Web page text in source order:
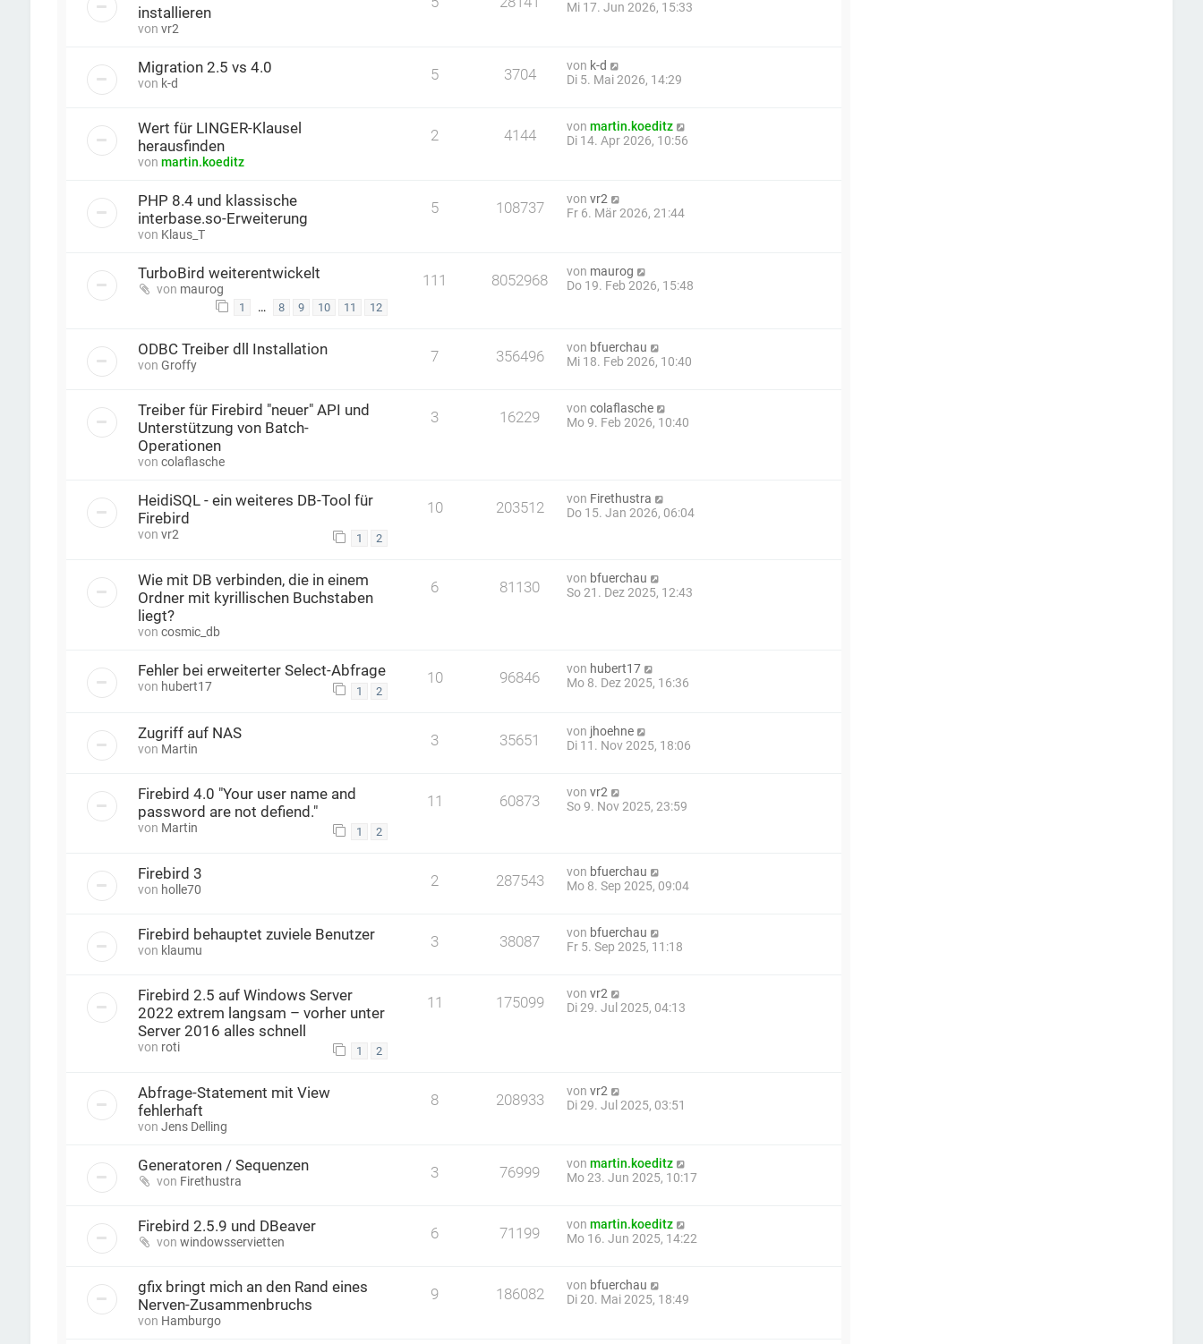
installieren
von vr2
Mi 17. Jun 2026, 15:33
Migration 2.5 vs 4.0
von k-d 5 3704 von k-d
Di 5. Mai 2026, 14:29
Wert für LINGER-Klausel
herausfinden
von martin.koeditz
2 4144 vonmartin.koeditz
Di 14. Apr 2026, 10:56
PHP 8.4 und klassische
interbase.so-Erweiterung
von Klaus_T
5 108737 vonvr2
Fr 6. Mär 2026, 21:44
TurboBird weiterentwickelt
von maurog
1 … 8 9 10 11 12
111 8052968 von maurog
Do 19. Feb 2026, 15:48
ODBC Treiber dll Installation
von Groffy 7 356496 von bfuerchau
Mi 18. Feb 2026, 10:40
Treiber für Firebird "neuer" API und
Unterstützung von Batch-
Operationen
von colaflasche
3 16229 voncolaflasche
Mo 9. Feb 2026, 10:40
HeidiSQL - ein weiteres DB-Tool für
Firebird
von vr2 1 2
10 203512 von Firethustra
Do 15. Jan 2026, 06:04
Wie mit DB verbinden, die in einem
Ordner mit kyrillischen Buchstaben
liegt?
von cosmic_db
6 81130 von bfuerchau
So 21. Dez 2025, 12:43
Fehler bei erweiterter Select-Abfrage
von hubert17 1 2
10 96846 von hubert17
Mo 8. Dez 2025, 16:36
Zugriff auf NAS
von Martin 3 35651 von jhoehne
Di 11. Nov 2025, 18:06
Firebird 4.0 "Your user name and
password are not defiend."
von Martin 1 2
11 60873 vonvr2
So 9. Nov 2025, 23:59
Firebird 3
von holle70 2 287543 von bfuerchau
Mo 8. Sep 2025, 09:04
Firebird behauptet zuviele Benutzer
von klaumu 3 38087 von bfuerchau
Fr 5. Sep 2025, 11:18
Firebird 2.5 auf Windows Server
2022 extrem langsam – vorher unter
Server 2016 alles schnell
von roti 1 2
11 175099 vonvr2
Di 29. Jul 2025, 04:13
Abfrage-Statement mit View
fehlerhaft
von Jens Delling
8 208933 vonvr2
Di 29. Jul 2025, 03:51
Generatoren / Sequenzen
von Firethustra 3 76999 vonmartin.koeditz
Mo 23. Jun 2025, 10:17
Firebird 2.5.9 und DBeaver
von windowsservietten 6 71199 vonmartin.koeditz
Mo 16. Jun 2025, 14:22
gfix bringt mich an den Rand eines
Nerven-Zusammenbruchs
von Hamburgo
9 186082 von bfuerchau
Di 20. Mai 2025, 18:49